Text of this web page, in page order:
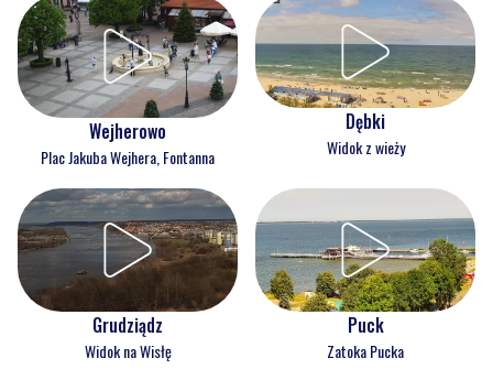
Wejherowo
Plac Jakuba Wejhera, Fontanna
Dębki
Widok z wieży
Grudziądz
Widok na Wisłę
Puck
Zatoka Pucka